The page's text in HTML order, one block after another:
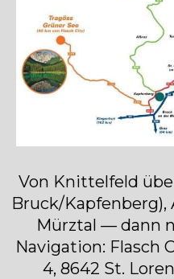
Von Knittelfeld
Bruck/Kapfenberg),
Mürztal — dann
Navigation: Flasch
4, 8642 St.